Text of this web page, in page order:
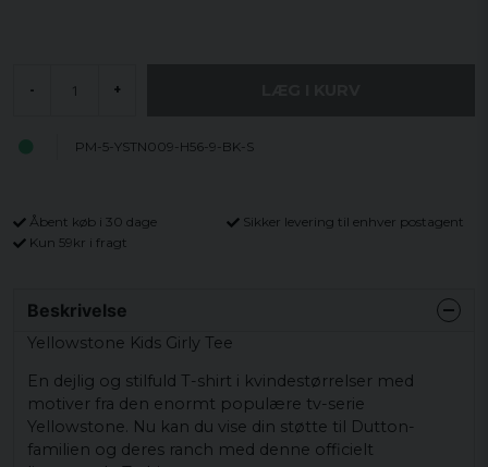
- +
PM-5-YSTN009-H56-9-BK-S
Åbent køb i 30 dage
Sikker levering til enhver postagent
Kun 59kr i fragt
Beskrivelse
Yellowstone Kids Girly Tee
En dejlig og stilfuld T-shirt i kvindestørrelser med
motiver fra den enormt populære tv-serie
Yellowstone. Nu kan du vise din støtte til Dutton-
familien og deres ranch med denne officielt